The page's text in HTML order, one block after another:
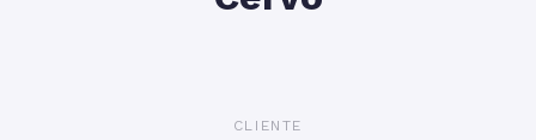
CLIENTE